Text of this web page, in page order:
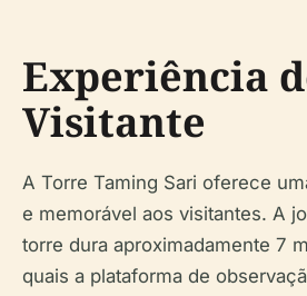
Experiência
Visitante
A Torre Taming Sari oferece
e memorável aos visitantes. A
torre dura aproximadamente 7
quais a plataforma de